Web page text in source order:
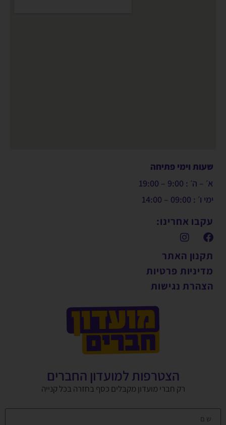
שעות וימי פתיחה
א׳ – ה׳ : 9:00 – 19:00
ימי ו׳ : 09:00 – 14:00
עקבו אחרינו:
תקנון האתר
מדיניות פרטיות
הצהרת נגישות
הצטרפות למועדון החברים
רק חברי מועדון מקבלים כסף בחזרה בכל קנייה